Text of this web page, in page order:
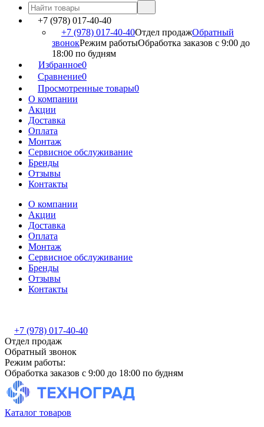
+7 (978) 017-40-40
+7 (978) 017-40-40Отдел продажОбратный
звонокРежим работыОбработка заказов с 9:00 до
18:00 по будням
Избранное0
Сравнение0
Просмотренные товары0
О компании
Акции
Доставка
Оплата
Монтаж
Сервисное обслуживание
Бренды
Отзывы
Контакты
О компании
Акции
Доставка
Оплата
Монтаж
Сервисное обслуживание
Бренды
Отзывы
Контакты
+7 (978) 017-40-40
Отдел продаж
Обратный звонок
Режим работы:
Обработка заказов с 9:00 до 18:00 по будням
Каталог товаров